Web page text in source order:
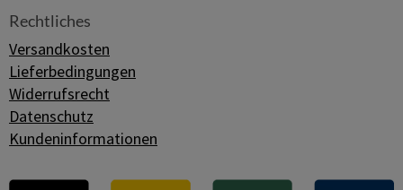
Rechtliches
Versandkosten
Lieferbedingungen
Widerrufsrecht
Datenschutz
Kundeninformationen